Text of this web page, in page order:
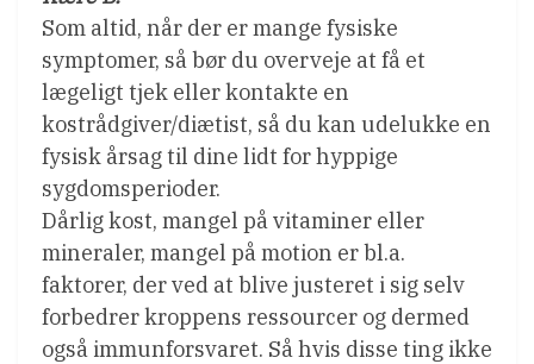
Som altid, når der er mange fysiske
symptomer, så bør du overveje at få et
lægeligt tjek eller kontakte en
kostrådgiver/diætist, så du kan udelukke en
fysisk årsag til dine lidt for hyppige
sygdomsperioder.
Dårlig kost, mangel på vitaminer eller
mineraler, mangel på motion er bl.a.
faktorer, der ved at blive justeret i sig selv
forbedrer kroppens ressourcer og dermed
også immunforsvaret. Så hvis disse ting ikke